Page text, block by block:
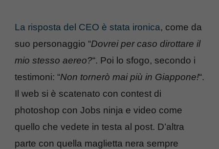
La risposta del CEO è stata ironica, come da
suo personaggio “Dovrei per caso dirottare il
mio stesso aereo?“. Poi lo sfogo, secondo i
testimoni: “Non tornerò mai più in Giappone!“.
Il web si è scatenato con contest di
photoshop con Jobs ninja e video come
quello che vedete in testa al post. D’altra
parte con quella maglietta nera sempre